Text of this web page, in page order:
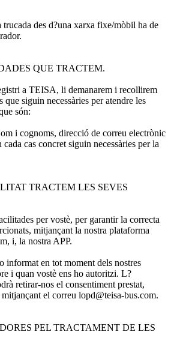
trucada des d?una xarxa fixe/mòbil ha de
QUE TRACTEM.
a TEISA, li demanarem i recollirem
que siguin necessàries per atendre les
són:
i cognoms, direcció de correu electrònic
cas concret siguin necessàries per la
TRACTEM LES SEVES
per vostè, per garantir la correcta
mitjançant la nostra plataforma
i, la nostra APP.
informat en tot moment dels nostres
i quan vostè ens ho autoritzi. L?
retirar-nos el consentiment prestat,
el correu lopd@teisa-bus.com.
PEL TRACTAMENT DE LES